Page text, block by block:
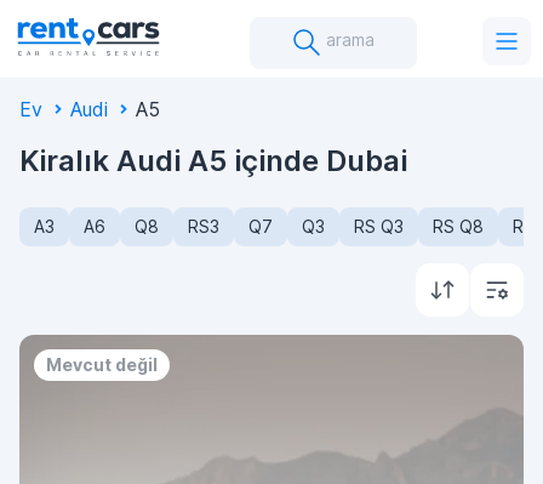
arama
Ev Audi A5
Kiralık Audi A5 içinde Dubai
A3 A6 Q8 RS3 Q7 Q3 RS Q3 RS Q8 R8
Mevcut değil